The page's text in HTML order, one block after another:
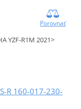
Porovnať
YZF-R1M 2021>
R 160-017-230-